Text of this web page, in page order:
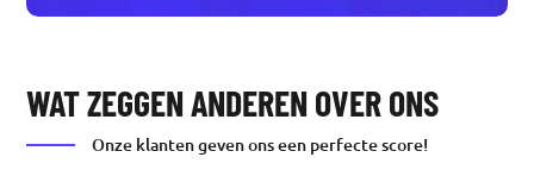
WAT ZEGGEN ANDEREN OVER ONS
Onze klanten geven ons een perfecte score!